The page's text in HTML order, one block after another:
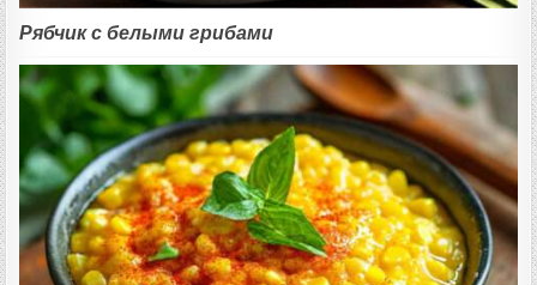
Рябчик с белыми грибами